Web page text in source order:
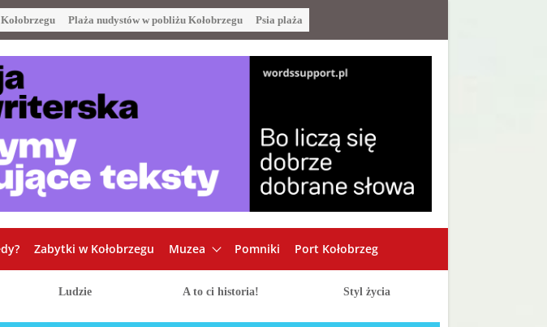
Plaża nudystów w pobliżu Kołobrzegu Psia plaża
Zabytki w Kołobrzegu Muzea Pomniki Port Kołobrzeg
Ludzie A to ci historia! Styl życia